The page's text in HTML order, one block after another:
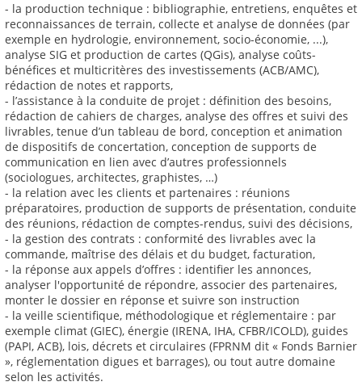
- la production technique : bibliographie, entretiens, enquêtes et
reconnaissances de terrain, collecte et analyse de données (par
exemple en hydrologie, environnement, socio-économie, ...),
analyse SIG et production de cartes (QGis), analyse coûts-
bénéfices et multicritères des investissements (ACB/AMC),
rédaction de notes et rapports,
- l’assistance à la conduite de projet : définition des besoins,
rédaction de cahiers de charges, analyse des offres et suivi des
livrables, tenue d’un tableau de bord, conception et animation
de dispositifs de concertation, conception de supports de
communication en lien avec d’autres professionnels
(sociologues, architectes, graphistes, …)
- la relation avec les clients et partenaires : réunions
préparatoires, production de supports de présentation, conduite
des réunions, rédaction de comptes-rendus, suivi des décisions,
- la gestion des contrats : conformité des livrables avec la
commande, maîtrise des délais et du budget, facturation,
- la réponse aux appels d’offres : identifier les annonces,
analyser l'opportunité de répondre, associer des partenaires,
monter le dossier en réponse et suivre son instruction
- la veille scientifique, méthodologique et réglementaire : par
exemple climat (GIEC), énergie (IRENA, IHA, CFBR/ICOLD), guides
(PAPI, ACB), lois, décrets et circulaires (FPRNM dit « Fonds Barnier
», réglementation digues et barrages), ou tout autre domaine
selon les activités.